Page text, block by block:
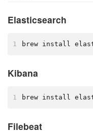
Elasticsearch
1 brew install
Kibana
1 brew install
Filebeat